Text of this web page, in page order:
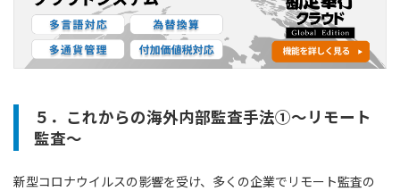
５．これからの海外内部監査手法①～リモート
監査～
新型コロナウイルスの影響を受け、多くの企業でリモート監査の